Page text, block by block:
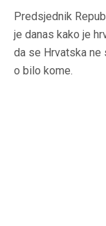
Predsjednik
je danas kako je
da se Hrvatska
o bilo kome.